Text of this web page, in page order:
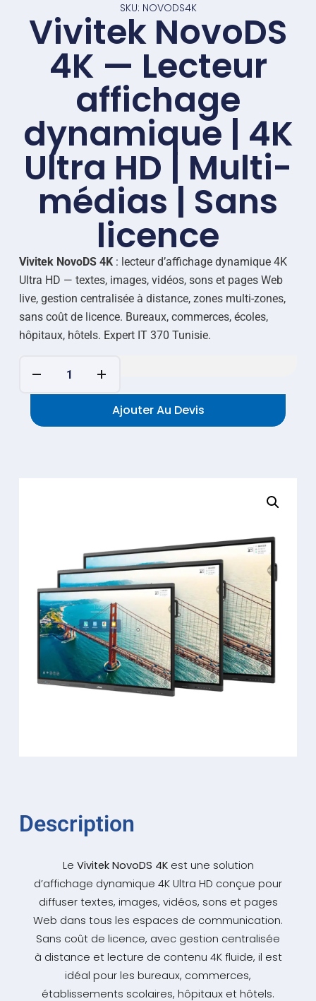
SKU: NOVODS4K
Vivitek NovoDS
4K — Lecteur
affichage
dynamique | 4K
Ultra HD | Multi-
médias | Sans
licence
Vivitek NovoDS 4K: lecteur d’affichage dynamique 4K
Ultra HD — textes, images, vidéos, sons et pages Web
live, gestion centralisée à distance, zones multi-zones,
sans coût de licence. Bureaux, commerces, écoles,
hôpitaux, hôtels. Expert IT 370 Tunisie.
Ajouter Au Devis
Description
Le Vivitek NovoDS 4Kest une solution
d’affichage dynamique 4K Ultra HD conçue pour
diffuser textes, images, vidéos, sons et pages
Web dans tous les espaces de communication.
Sans coût de licence, avec gestion centralisée
à distance et lecture de contenu 4K fluide, il est
idéal pour les bureaux, commerces,
établissements scolaires, hôpitaux et hôtels.